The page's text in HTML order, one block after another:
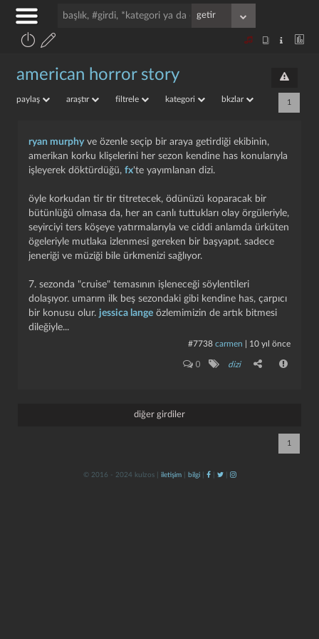
american horror story
paylaş araştır filtrele kategori bkzlar 1
ryan murphy ve özenle seçip bir araya getirdiği ekibinin,
amerikan korku klişelerini her sezon kendine has konularıyla
işleyerek döktürdüğü, fx'te yayımlanan dizi.
öyle korkudan tir tir titretecek, ödünüzü koparacak bir
bütünlüğü olmasa da, her an canlı tuttukları olay örgüleriyle,
seyirciyi ters köşeye yatırmalarıyla ve ciddi anlamda ürküten
ögeleriyle mutlaka izlenmesi gereken bir başyapıt. sadece
jeneriği ve müziği bile ürkmenizi sağlıyor.
7. sezonda "cruise" temasının işleneceği söylentileri
dolaşıyor. umarım ilk beş sezondaki gibi kendine has, çarpıcı
bir konusu olur. jessica lange özlemimizin de artık bitmesi
dileğiyle...
#7738 carmen 10 yıl önce
0 dizi
diğer girdiler
1
kaydet
© 2016 - 2024 kulzos | iletişim| bilgi| | |